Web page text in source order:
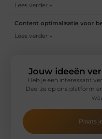
Lees verder »
Content optimalisatie voor
Lees verder »
Jouw ideeën
Heb je een interessant
Deel ze op ons platform
Plaats